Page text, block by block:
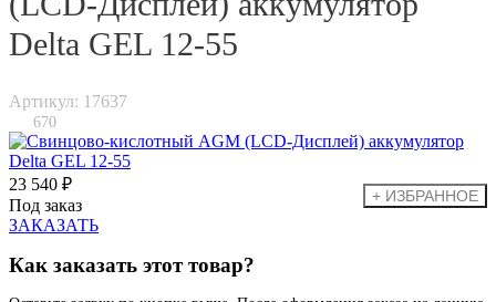
Delta GEL 12-55
Артикул: 17637
670
23 540 ₽
Под заказ
ЗАКАЗАТЬ
Как заказать этот товар?